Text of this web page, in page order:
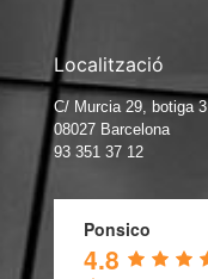
Localització
C/ Murcia 29, botiga 3
08027 Barcelona
93 351 37 12
Ponsico
4.8